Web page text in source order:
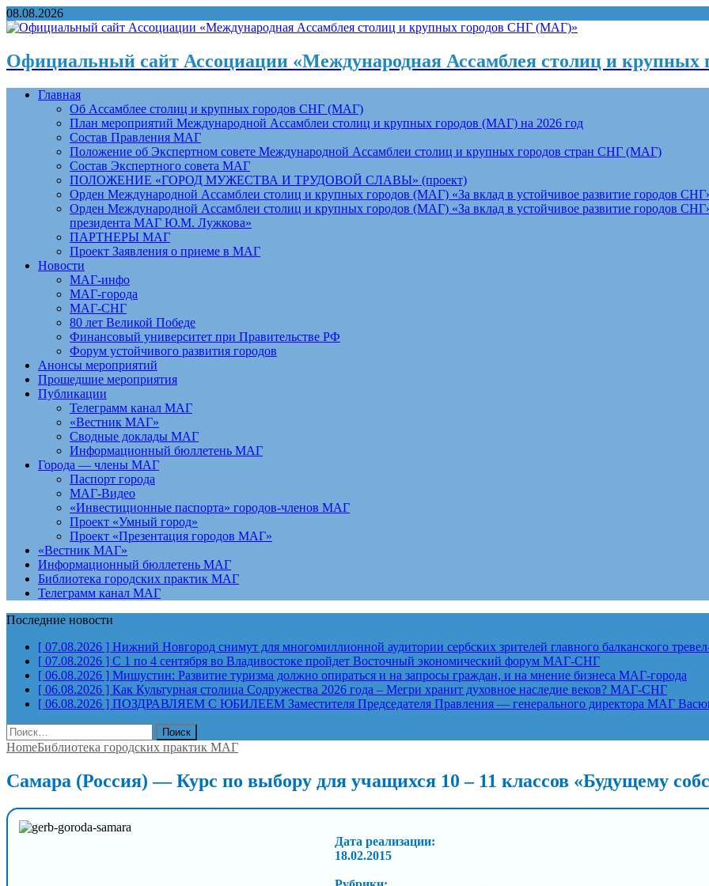
08.08.2026
Официальный сайт Ассоциации «Международная Ассамблея столиц и
Главная
Об Ассамблее столиц и крупных городов СНГ (МАГ)
План мероприятий Международной Ассамблеи столиц и крупных городов (МАГ) на 2026 год
Состав Правления МАГ
Положение об Экспертном совете Международной Ассамблеи столиц и крупных городов стран СНГ (МАГ)
Состав Экспертного совета МАГ
ПОЛОЖЕНИЕ «ГОРОД МУЖЕСТВА И ТРУДОВОЙ СЛАВЫ» (проект)
Орден Международной Ассамблеи столиц и крупных городов (МАГ) «За вклад в устойчивое развитие городов
Орден Международной Ассамблеи столиц и крупных городов (МАГ) «За вклад в устойчивое развитие городов
президента МАГ Ю.М. Лужкова»
ПАРТНЕРЫ МАГ
Проект Заявления о приеме в МАГ
Новости
МАГ-инфо
МАГ-города
МАГ-СНГ
80 лет Великой Победе
Финансовый университет при Правительстве РФ
Форум устойчивого развития городов
Анонсы мероприятий
Прошедшие мероприятия
Публикации
Телеграмм канал МАГ
«Вестник МАГ»
Сводные доклады МАГ
Информационный бюллетень МАГ
Города — члены МАГ
Паспорт города
МАГ-Видео
«Инвестиционные паспорта» городов-членов МАГ
Проект «Умный город»
Проект «Презентация городов МАГ»
«Вестник МАГ»
Информационный бюллетень МАГ
Библиотека городских практик МАГ
Телеграмм канал МАГ
Последние новости
[ 07.08.2026 ] Нижний Новгород снимут для многомиллионной аудитории сербских зрителей главного балканского
[ 07.08.2026 ] С 1 по 4 сентября во Владивостоке пройдет Восточный экономический форум МАГ-СНГ
[ 06.08.2026 ] Мишустин: Развитие туризма должно опираться и на запросы граждан, и на мнение бизнеса МАГ-города
[ 06.08.2026 ] Как Культурная столица Содружества 2026 года – Мегри хранит духовное наследие веков? МАГ-СНГ
[ 06.08.2026 ] ПОЗДРАВЛЯЕМ С ЮБИЛЕЕМ Заместителя Председателя Правления — генерального директора МАГ
Найти:
HomeБиблиотека городских практик МАГ
Самара (Россия) — Курс по выбору для учащихся 10 – 11 классов «Будущему
Дата реализации:
18.02.2015